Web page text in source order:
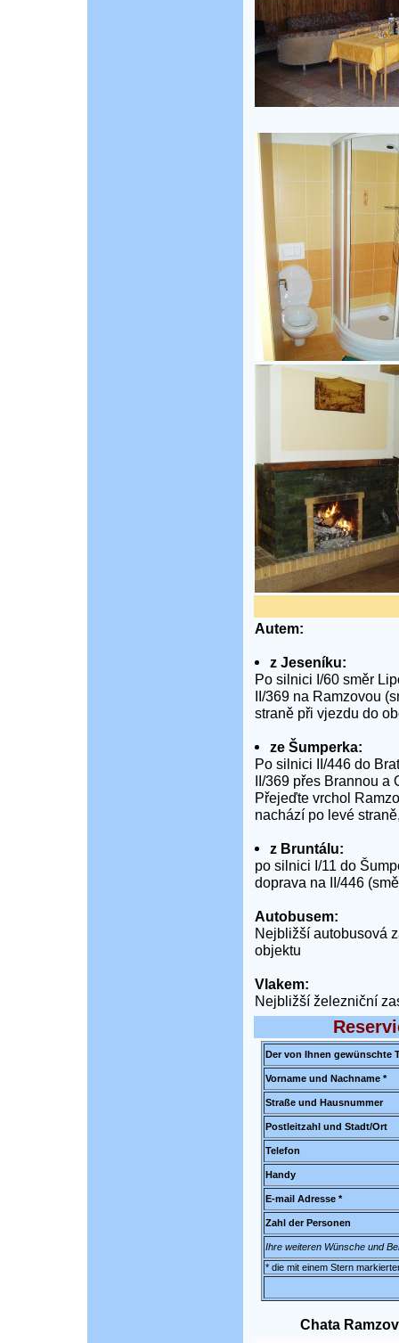
Autem:
z Jeseníku:
Po silnici I/60 směr
II/369 na Ramzovou
straně při vjezdu do
ze Šumperka:
Po silnici II/446 do
II/369 přes Brannou a
Přejeďte vrchol
nachází po levé
z Bruntálu:
po silnici I/11 do
doprava na II/446
Autobusem:
Nejbližší autobusová
objektu
Vlakem:
Nejbližší železniční
Der von Ihnen gewünschte
Vorname und Nachname *
Straße und Hausnummer
Postleitzahl und Stadt/Ort
Telefon
Handy
E-mail Adresse *
Zahl der Personen
Ihre weiteren Wünsche und
* die mit einem Stern
Chata